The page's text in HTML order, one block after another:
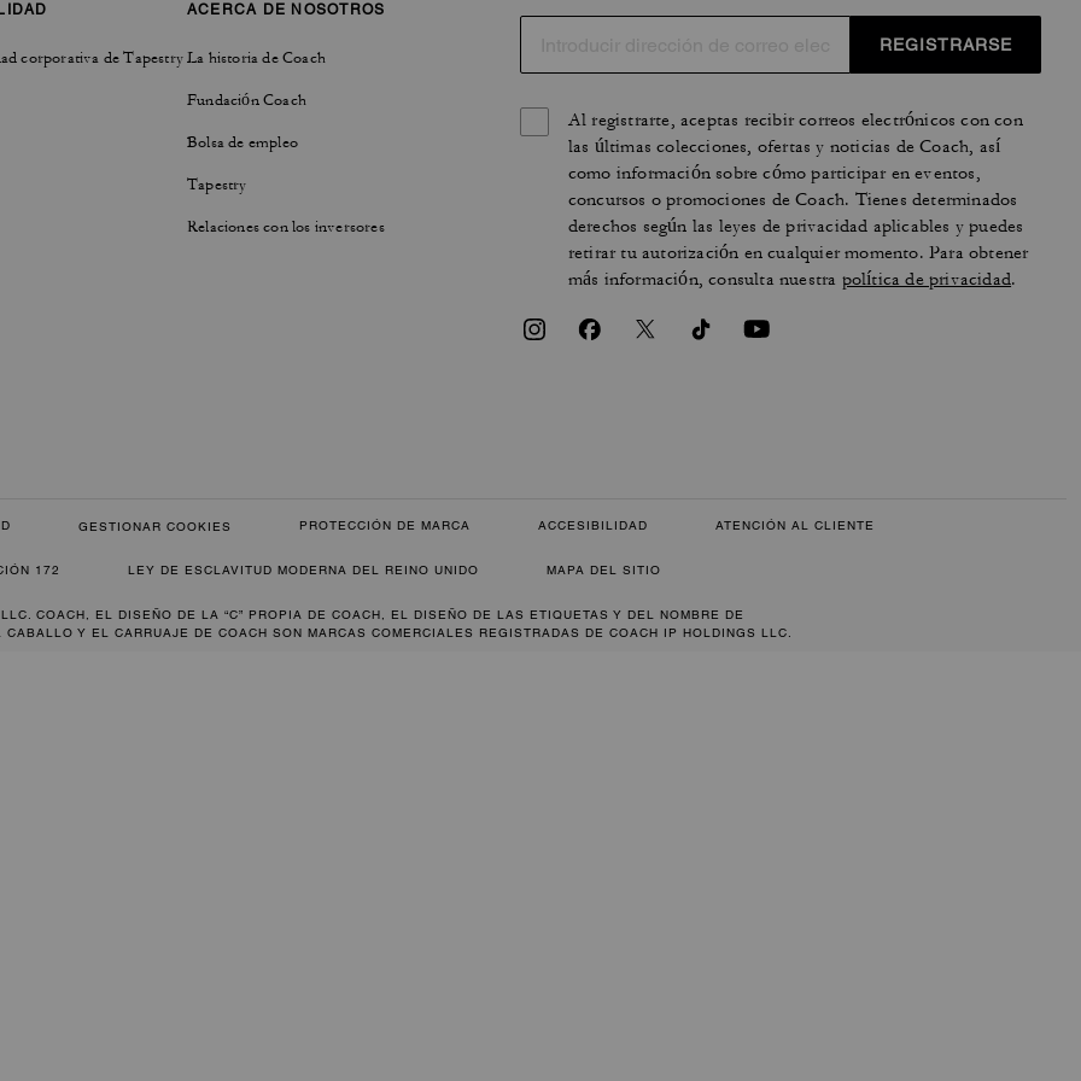
corporativa de Tapestry
ACERCA DE NOSOTROS
La historia de Coach
Fundación Coach
Bolsa de empleo
Tapestry
Relaciones con los inversores
REGISTRARSE
Al registrarte, aceptas recibir correos electrónicos con con
las últimas colecciones, ofertas y noticias de Coach, así
como información sobre cómo participar en eventos,
concursos o promociones de Coach. Tienes determinados
derechos según las leyes de privacidad aplicables y puedes
retirar tu autorización en cualquier momento. Para obtener
más información, consulta nuestra política de privacidad.
GESTIONAR COOKIES PROTECCIÓN DE MARCA ACCESIBILIDAD ATENCIÓN AL CLIENTE
172 LEY DE ESCLAVITUD MODERNA DEL REINO UNIDO MAPA DEL SITIO
COACH, EL DISEÑO DE LA “C” PROPIA DE COACH, EL DISEÑO DE LAS ETIQUETAS Y DEL NOMBRE DE
Y EL CARRUAJE DE COACH SON MARCAS COMERCIALES REGISTRADAS DE COACH IP HOLDINGS LLC.